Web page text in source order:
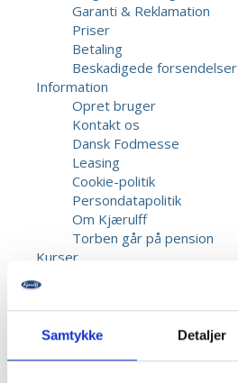
Samtykke Detaljer
Garanti & Reklamation
Priser
Betaling
Beskadigede forsendelser
Information
Opret bruger
Kontakt os
Dansk Fodmesse
Leasing
Cookie-politik
Persondatapolitik
Om Kjærulff
Torben går på pension
Kurser